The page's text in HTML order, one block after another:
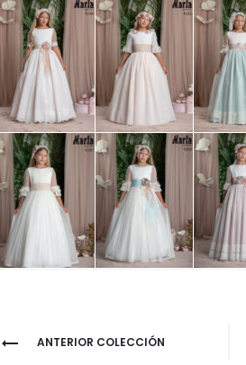
ANTERIOR COLECCIÓN